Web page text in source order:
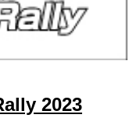
2023